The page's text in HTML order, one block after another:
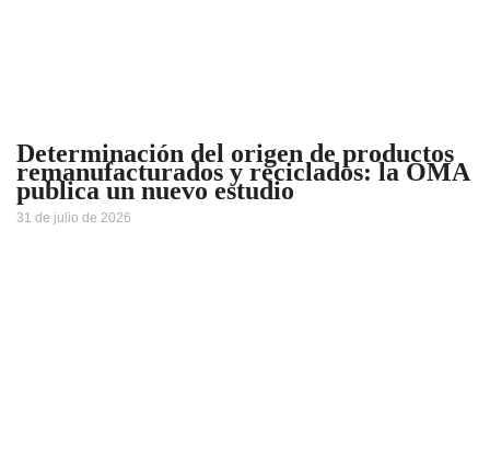
Determinación del origen de productos
remanufacturados y reciclados: la OMA
publica un nuevo estudio
31 de julio de 2026